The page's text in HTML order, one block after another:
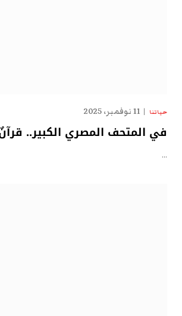
حياتنا 11 نوفمبر، 2025
في المتحف المصري الكبير..
…